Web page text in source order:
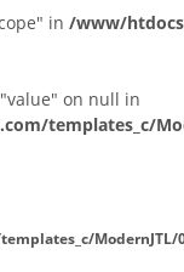
in /www/
on null in
templates_c/
ModernJTL/